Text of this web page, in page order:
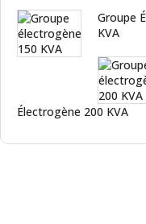
Groupe
KVA
Électrogène 200 KVA